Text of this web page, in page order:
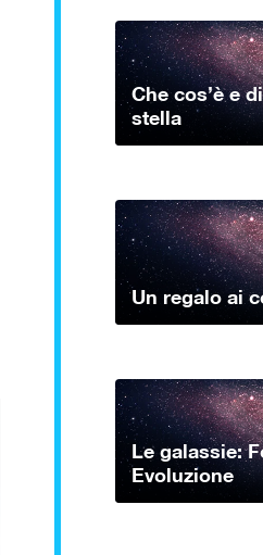
Che cos’è e
stella
Un regalo ai
Le galassie:
Evoluzione